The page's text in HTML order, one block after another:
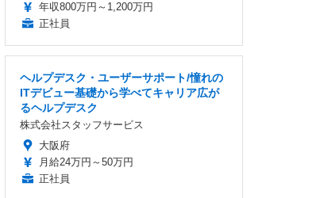
年収800万円～1,200万円
正社員
ヘルプデスク・ユーザーサポート/憧れの
ITデビュー基礎から学べてキャリア広が
るヘルプデスク
株式会社スタッフサービス
大阪府
月給24万円～50万円
正社員